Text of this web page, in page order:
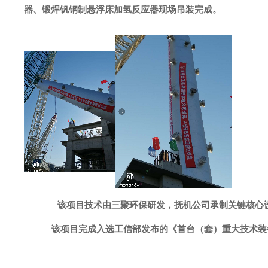
器、锻焊钒钢制悬浮床加氢反应器现场吊装完成。
该项目技术由三聚环保研发，抚机公司承制关键核
该项目完成入选工信部发布的《首台（套）重大技术